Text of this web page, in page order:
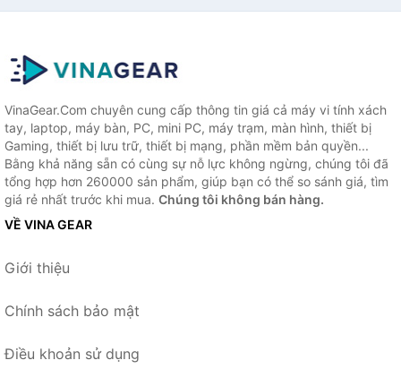
VinaGear.Com chuyên cung cấp thông tin giá cả máy vi tính xách
tay, laptop, máy bàn, PC, mini PC, máy trạm, màn hình, thiết bị
Gaming, thiết bị lưu trữ, thiết bị mạng, phần mềm bản quyền...
Bằng khả năng sẵn có cùng sự nỗ lực không ngừng, chúng tôi đã
tổng hợp hơn 260000 sản phẩm, giúp bạn có thể so sánh giá, tìm
giá rẻ nhất trước khi mua. Chúng tôi không bán hàng.
VỀ VINA GEAR
Giới thiệu
Chính sách bảo mật
Điều khoản sử dụng